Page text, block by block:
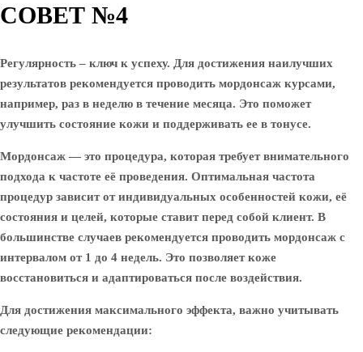
СОВЕТ №4
Регулярность – ключ к успеху. Для достижения наилучших
результатов рекомендуется проводить мордонсаж курсами,
например, раз в неделю в течение месяца. Это поможет
улучшить состояние кожи и поддерживать ее в тонусе.
Мордонсаж — это процедура, которая требует внимательного
подхода к частоте её проведения. Оптимальная частота
процедур зависит от индивидуальных особенностей кожи, её
состояния и целей, которые ставит перед собой клиент. В
большинстве случаев рекомендуется проводить мордонсаж с
интервалом от 1 до 4 недель. Это позволяет коже
восстановиться и адаптироваться после воздействия.
Для достижения максимального эффекта, важно учитывать
следующие рекомендации: